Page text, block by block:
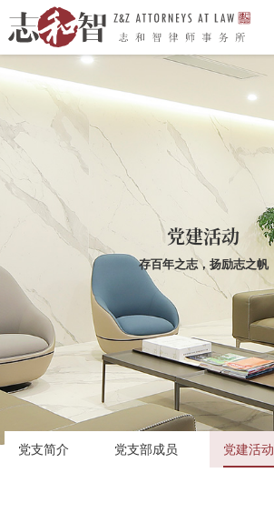
走进志和智
律所介绍 律所荣誉 特色型服务 合作单位
志和智律师
合伙人 执业律师
经典案例
新闻资讯
律所党建
联系我们
党建活动
存百年之志，扬励志之帆
党支简介 党支部成员 党建活动